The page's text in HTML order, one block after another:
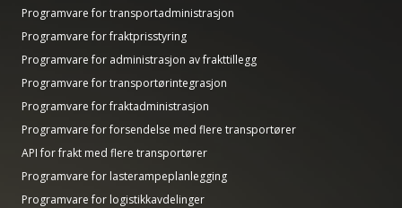
Programvare for transportadministrasjon
Programvare for fraktprisstyring
Programvare for administrasjon av frakttillegg
Programvare for transportørintegrasjon
Programvare for fraktadministrasjon
Programvare for forsendelse med flere transportører
API for frakt med flere transportører
Programvare for lasterampeplanlegging
Programvare for logistikkavdelinger